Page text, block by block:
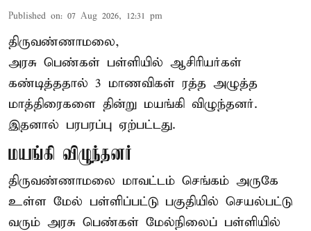
Published on: 07 Aug 2026, 12:31 pm
திருவண்ணாமலை,
அரசு பெண்கள் பள்ளியில் ஆசிரியர்கள்
கண்டித்ததால் 3 மாணவிகள் ரத்த அழுத்த
மாத்திரைகளை தின்று மயங்கி விழுந்தனர்.
இதனால் பரபரப்பு ஏற்பட்டது.
மயங்கி விழுந்தனர்
திருவண்ணாமலை மாவட்டம் செங்கம் அருகே
உள்ள மேல் பள்ளிப்பட்டு பகுதியில் செயல்பட்டு
வரும் அரசு பெண்கள் மேல்நிலைப் பள்ளியில்